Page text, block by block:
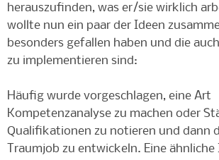
herauszufinden, was er/sie wirklich
wollte nun ein paar der Ideen
besonders gefallen haben und die
zu implementieren sind:
Häufig wurde vorgeschlagen, eine Art
Kompetenzanalyse zu machen oder
Qualifikationen zu notieren und dann
Traumjob zu entwickeln. Eine